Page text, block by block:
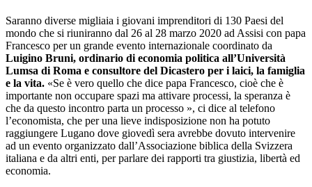
Saranno diverse migliaia i giovani imprenditori di 130 Paesi del
mondo che si riuniranno dal 26 al 28 marzo 2020 ad Assisi con papa
Francesco per un grande evento internazionale coordinato da
Luigino Bruni, ordinario di economia politica all’Università
Lumsa di Roma e consultore del Dicastero per i laici, la famiglia
e la vita. «Se è vero quello che dice papa Francesco, cioè che è
importante non occupare spazi ma attivare processi, la speranza è
che da questo incontro parta un processo », ci dice al telefono
l’economista, che per una lieve indisposizione non ha potuto
raggiungere Lugano dove giovedì sera avrebbe dovuto intervenire
ad un evento organizzato dall’Associazione biblica della Svizzera
italiana e da altri enti, per parlare dei rapporti tra giustizia, libertà ed
economia.